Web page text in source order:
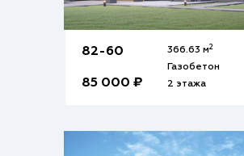
82-60
85 000 ₽
366.63 м2
Газобетон
2 этажа